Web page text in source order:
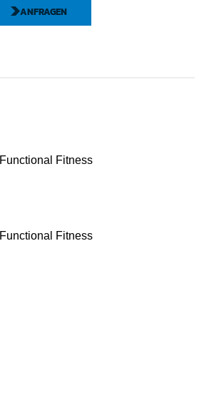
ANFRAGEN
Functional Fitness
Functional Fitness